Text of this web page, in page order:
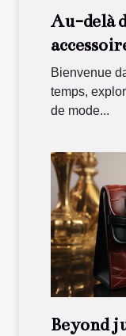
Au-delà
Bienvenue
temps,
de mode...
Beyond